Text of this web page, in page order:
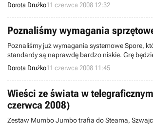
PS2, Wii i DS. Natomiast w Stanach
pod koniec lata.
Dorota Drużko11 czerwca 2008 12:32
Poznaliśmy wymagania
Poznaliśmy już wymagania systemowe Spore,
standardy są naprawdę bardzo niskie. Grę
nawet na starych GeForce’ach FX 5900, czy
bardzo słabych laptopowych kartach pokroju
GMA 950. Chociaż, jak łatwo się domyśleć,
sprzętu nie powinni spodziewać się wyższych
Dorota Drużko11 czerwca 2008 11:45
Wieści ze świata w
czerwca 2008)
Zestaw Mumbo Jumbo trafia do Steama,